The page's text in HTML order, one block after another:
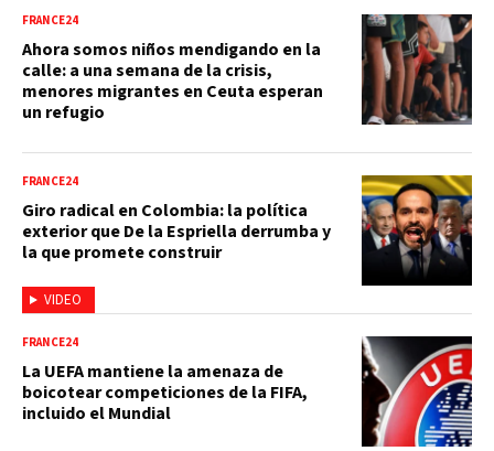
FRANCE24
Ahora somos niños mendigando en la
calle: a una semana de la crisis,
menores migrantes en Ceuta esperan
un refugio
VIDEO
FRANCE24
Giro radical en Colombia: la política
exterior que De la Espriella derrumba y
la que promete construir
FRANCE24
La UEFA mantiene la amenaza de
boicotear competiciones de la FIFA,
incluido el Mundial